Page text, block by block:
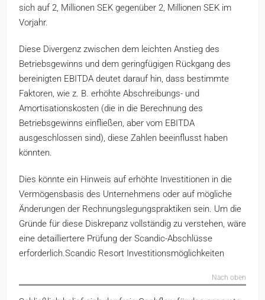
sich auf 2, Millionen SEK gegenüber 2, Millionen SEK im
Vorjahr.
Diese Divergenz zwischen dem leichten Anstieg des
Betriebsgewinns und dem geringfügigen Rückgang des
bereinigten EBITDA deutet darauf hin, dass bestimmte
Faktoren, wie z. B. erhöhte Abschreibungs- und
Amortisationskosten (die in die Berechnung des
Betriebsgewinns einfließen, aber vom EBITDA
ausgeschlossen sind), diese Zahlen beeinflusst haben
könnten.
Dies könnte ein Hinweis auf erhöhte Investitionen in die
Vermögensbasis des Unternehmens oder auf mögliche
Änderungen der Rechnungslegungspraktiken sein. Um die
Gründe für diese Diskrepanz vollständig zu verstehen, wäre
eine detailliertere Prüfung der Scandic-Abschlüsse
erforderlich.Scandic Resort Investitionsmöglichkeiten
Nach oben